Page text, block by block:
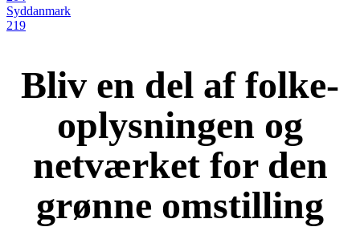
Syddanmark
219
Bliv en del af folke-
oplysningen og
netværket for den
grønne omstilling